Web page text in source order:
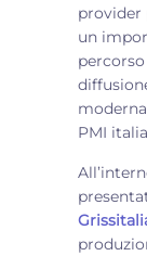
provider
un
PMI